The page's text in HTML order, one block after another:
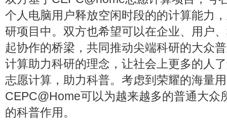
个人电脑用户释放空闲时段的的计算能力
研项目中。双方也希望可以在企业、用户
起协作的桥梁，共同推动尖端科研的大众
计算助力科研的理念，让社会上更多的人
志愿计算，助力科普。考虑到荣耀的海量
CEPC@Home可以为越来越多的普通大众
的科普作用。